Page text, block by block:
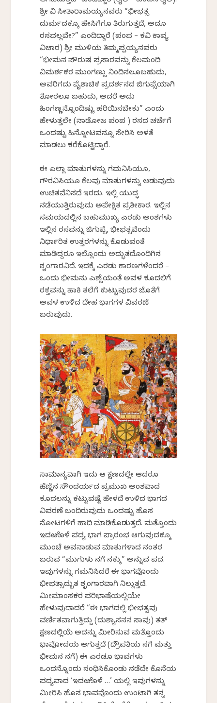
ಶ್ರೀ ವಿ ಸೀತಾರಾಮಯ್ಯನವರು “ಭೀಭತ್ಸ
ದುರ್ಮದಕ್ಕೂ ಹೇಸಿಗೆಗೂ ತಿರುಗುತ್ತದೆ, ಅದೂ
ರಸವಲ್ಲವೇ?” ಎಂದಿದ್ದಾರೆ (ಪಂಪ – ಕವಿ ಕಾವ್ಯ
ವಿಚಾರ) ಶ್ರೀ ಮುಳಿಯ ತಿಮ್ಮಪ್ಪಯ್ಯನವರು
“ಭೀಮನ ಪೌರುಷ ಪ್ರಸಾರವನ್ನು ಕೆಲಮಂದಿ
ವಿಮರ್ಶಕರ ಮುಂಗಣ್ಣು ನಿಂದಿಸಲೂಬಹುದು,
ಅವರಿಗದು ಪೈಶಾಚಿಕ ಪ್ರದರ್ಶನದ ಜಿಗುಪ್ಸೆಯಾಗಿ
ತೋರಲೂ ಬಹುದು, ಅದರೆ ಅದು
ಹಿಂಗಣ್ಣನ್ನೊಂದಿಷ್ಟು ಹರಿಯಿಸಬೇಕು” ಎಂದು
ಹೇಳುತ್ತಲೇ (ನಾಡೋಜ ಪಂಪ ) ರಸದ ಚರ್ಚೆಗೆ
ಒಂದಷ್ಟು ಹಿನ್ನೋಟವನ್ನೂ ಸೇರಿಸಿ ಅಳತೆ
ಮಾಡಲು ಕರೆಕೊಟ್ಟಿದ್ದಾರೆ.
ಈ ಎಲ್ಲಾ ಮಾತುಗಳನ್ನು ಗಮನಿಸಿಯೂ,
ಗೌರವಿಸಿಯೂ ಕೆಲವು ಮಾತುಗಳನ್ನು ಆಡುವುದು
ಉಚಿತವೆನಿಸದೆ ಇರದು. ಇಲ್ಲಿ ಯುದ್ಧ
ನಡೆಯುತ್ತಿರುವುದು ಅಪೇಕ್ಷಿತ ಪ್ರತೀಕಾರ. ಇಲ್ಲಿನ
ಸಮಯದಲ್ಲಿನ ಬಹುಮುಖ್ಯ ಎರಡು ಅಂಶಗಳು
ಇಲ್ಲಿನ ರಸವನ್ನು ಜಿಗುಪ್ಸೆ, ಭೀಭತ್ಸವೆಂದು
ನಿರ್ಧಾರಿತ ಉತ್ತರಗಳನ್ನು ಕೊಡುವಂತೆ
ಮಾಡಿದ್ದರೂ ಇಲ್ಲೊಂದು ಅದ್ಭುತದೊಂದಿಗಿನ
ಶೃಂಗಾರವಿದೆ. ಇದಕ್ಕೆ ಎರಡು ಕಾರಣಗಳೆಂದರೆ –
ಒಂದು ಭೀಮನು ಎಣ್ಣೆಯಂತೆ ಅವಳ ಕೂದಲಿಗೆ
ರಕ್ತವನ್ನು ಹಾಕಿ ತಲೆಗೆ ಕುಟ್ಟುವುದರ ಜೊತೆಗೆ
ಅವಳ ಉಳಿದ ದೇಹ ಭಾಗಗಳ ವಿವರಣೆ
ಬರುವುದು.
ಸಾಮಾನ್ಯವಾಗಿ ಇದು ಆ ಕ್ಷಣದಲ್ಲೇ ಆದರೂ
ಹೆಣ್ಣಿನ ಸೌಂದರ್ಯದ ಪ್ರಮುಖ ಅಂಶವಾದ
ಕೂದಲನ್ನು ಕಟ್ಟುವಷ್ಟೆ ಹೇಳದೆ ಉಳಿದ ಭಾಗದ
ವಿವರಣೆ ಬಂದಿರುವುದು ಒಂದಷ್ಟು ಹೊಸ
ನೋಟಗಳಿಗೆ ಹಾದಿ ಮಾಡಿಕೊಡುತ್ತದೆ. ಮತ್ತೊಂದು
ಇದಱೊಳೆ ಪದ್ಯ ಭಾಗ ಪ್ರಾರಂಭ ಆಗುವುದಕ್ಕೂ
ಮುಂಚೆ ಅವನಾಡುವ ಮಾತುಗಳಾದ ನಂತರ
ಬರುವ “ಮುಗುಳು ನಗೆ ನಕ್ಕು” ಅನ್ನುವ ಪದ.
ಇವುಗಳನ್ನು ಗಮನಿಸಿದರೆ ಈ ಭಾಗವೊಂದು
ಭೀಭತ್ಸಾದ್ಭುತ ಶೃಂಗಾರವಾಗಿ ನಿಲ್ಲುತ್ತದೆ.
ಮೀಮಾಂಸಕರ ಪರಿಭಾಷೆಯಲ್ಲಿಯೇ
ಹೇಳುವುದಾದರೆ “ಈ ಭಾಗದಲ್ಲಿ ಭೀಭತ್ವವು
ವರ್ಣಿತವಾಗುತ್ತಿದ್ದು (ದುಶ್ಯಾಸನನ ಸಾವು) ತತ್
ಕ್ಷಣದಲ್ಲಿಯೆ ಅದನ್ನು ಮೀರಿಸುವ ಮತ್ತೊಂದು
ಭಾವೋದಯ ಆಗುತ್ತದೆ (ದ್ರೌಪತಿಯ ನಗೆ ಮತ್ತು
ಭೀಮನ ನಗೆ) ಈ ಎರಡೂ ಭಾವಗಳು
ಒಂದನ್ನೊಂದು ಸಂಧಿಸಿಕೊಂಡು ನಡೆದೇ ಕೊನೆಯ
ಪದ್ಯವಾದ ‘ಇದಱೊಳೆ …’ ಯಲ್ಲಿ ಇವುಗಳನ್ನು
ಮೀರಿಸಿ ಹೊಸ ಭಾವವೊಂದು ಉಂಟಾಗಿ ತನ್ನ